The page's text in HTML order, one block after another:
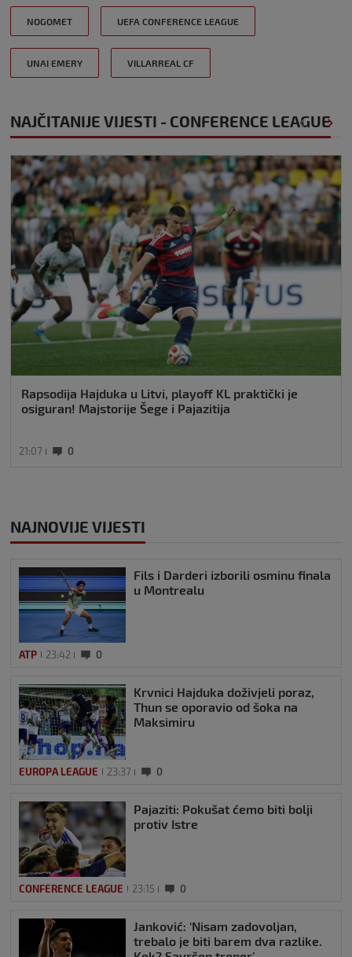
NOGOMET UEFA CONFERENCE LEAGUE
UNAI EMERY VILLARREAL CF
NAJČITANIJE VIJESTI - CONFERENCE LEAGUE
Rapsodija Hajduka u Litvi, playoff KL praktički je
osiguran! Majstorije Šege i Pajazitija
21:07 0
NAJNOVIJE VIJESTI
Fils i Darderi izborili osminu finala
u Montrealu
ATP 23:42 0
Krvnici Hajduka doživjeli poraz,
Thun se oporavio od šoka na
Maksimiru
EUROPA LEAGUE 23:37 0
Pajaziti: Pokušat ćemo biti bolji
protiv Istre
CONFERENCE LEAGUE 23:15 0
Janković: ‘Nisam zadovoljan,
trebalo je biti barem dva razlike.